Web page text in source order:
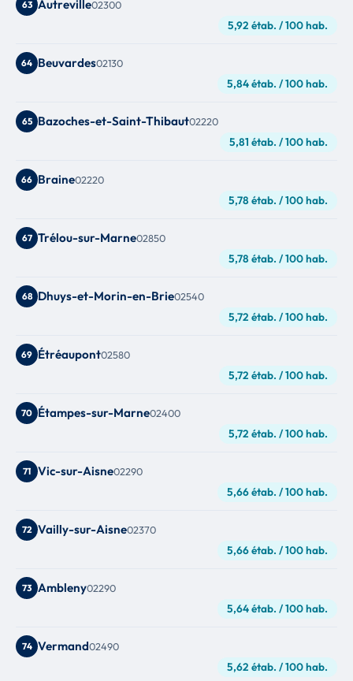
63 Autreville02300
5,92 étab. / 100 hab.
64 Beuvardes02130
5,84 étab. / 100 hab.
65 Bazoches-et-Saint-Thibaut02220
5,81 étab. / 100 hab.
66 Braine02220
5,78 étab. / 100 hab.
67 Trélou-sur-Marne02850
5,78 étab. / 100 hab.
68 Dhuys-et-Morin-en-Brie02540
5,72 étab. / 100 hab.
69 Étréaupont02580
5,72 étab. / 100 hab.
70 Étampes-sur-Marne02400
5,72 étab. / 100 hab.
71 Vic-sur-Aisne02290
5,66 étab. / 100 hab.
72 Vailly-sur-Aisne02370
5,66 étab. / 100 hab.
73 Ambleny02290
5,64 étab. / 100 hab.
74 Vermand02490
5,62 étab. / 100 hab.